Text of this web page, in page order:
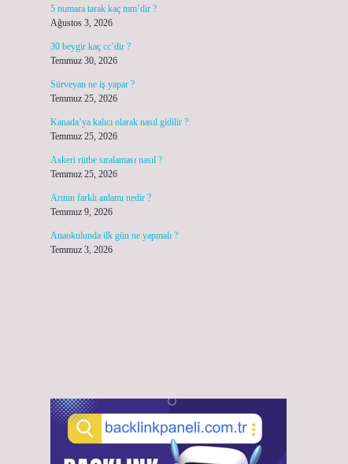
5 numara tarak kaç mm’dir ?
Ağustos 3, 2026
30 beygir kaç cc’dir ?
Temmuz 30, 2026
Sürveyan ne iş yapar ?
Temmuz 25, 2026
Kanada’ya kalıcı olarak nasıl gidilir ?
Temmuz 25, 2026
Askeri rütbe sıralaması nasıl ?
Temmuz 25, 2026
Arının farklı anlamı nedir ?
Temmuz 9, 2026
Anaokulunda ilk gün ne yapmalı ?
Temmuz 3, 2026